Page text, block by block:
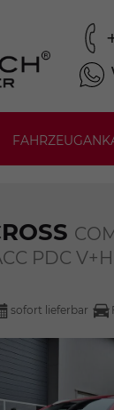
PDC
sofort lieferbar